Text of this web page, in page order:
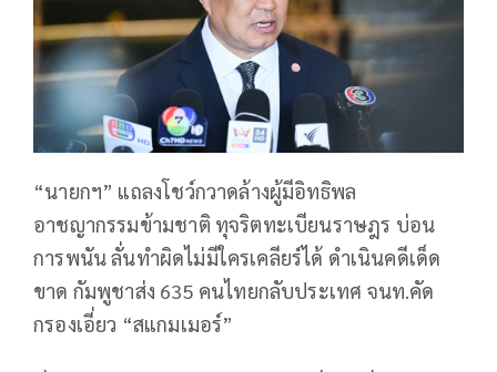
“นายกฯ” แถลงโชว์กวาดล้างผู้มีอิทธิพล
อาชญากรรมข้ามชาติ ทุจริตทะเบียนราษฎร บ่อน
การพนัน ลั่นทำผิดไม่มีใครเคลียร์ได้ ดำเนินคดีเด็ด
ขาด กัมพูชาส่ง 635 คนไทยกลับประเทศ จนท.คัด
กรองเอี่ยว “สแกมเมอร์”